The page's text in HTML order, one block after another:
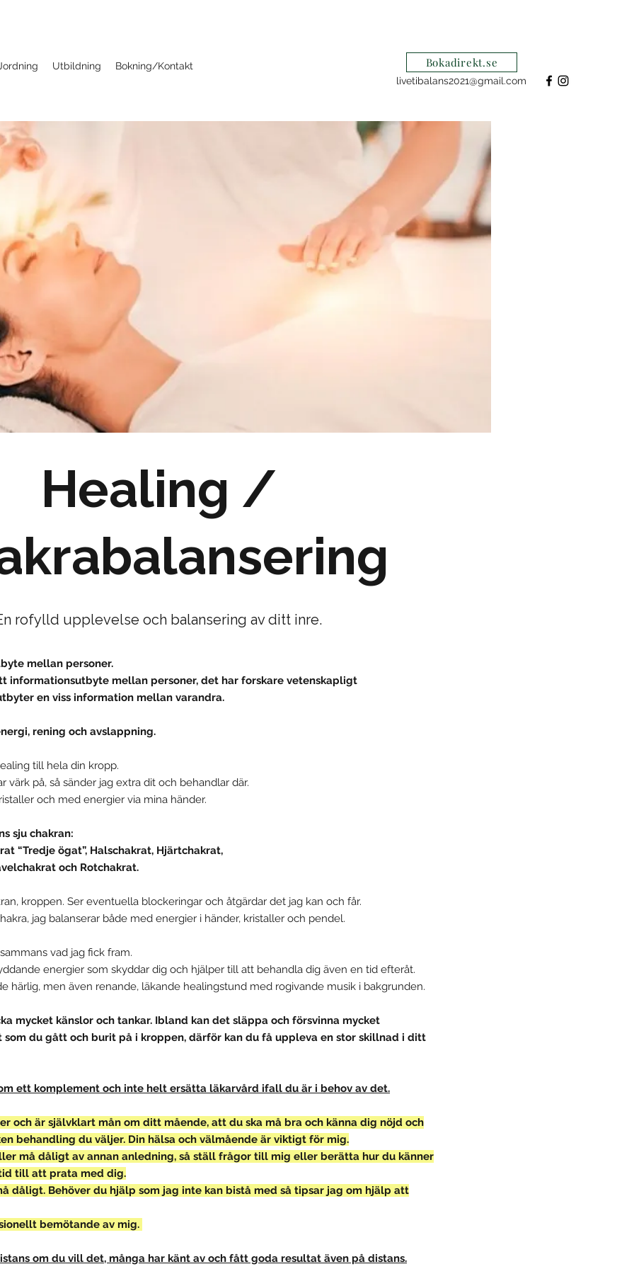
Utbildning Bokning/Kontakt Bokadirekt.se
livetibalans2021@gmail.com
Healing /
rofylld upplevelse och balansering av ditt inre.
mellan personer.
informationsutbyte mellan personer, det har forskare vetenskapligt
en viss information mellan varandra.
rening och avslappning.
till hela din kropp.
värk på, så sänder jag extra dit och behandlar där.
och med energier via mina händer.
sju chakran:
“Tredje ögat”, Halschakrat, Hjärtchakrat,
och Rotchakrat.
kroppen. Ser eventuella blockeringar och åtgärdar det jag kan och får.
jag balanserar både med energier i händer, kristaller och pendel.
vad jag fick fram.
energier som skyddar dig och hjälper till att behandla dig även en tid efteråt.
härlig, men även renande, läkande healingstund med rogivande musik i bakgrunden.
mycket känslor och tankar. Ibland kan det släppa och försvinna mycket
som du gått och burit på i kroppen, därför kan du få uppleva en stor skillnad i ditt
ett komplement och inte helt ersätta läkarvård ifall du är i behov av det.
och är självklart mån om ditt mående, att du ska må bra och känna dig nöjd och
behandling du väljer. Din hälsa och välmående är viktigt för mig.
må dåligt av annan anledning, så ställ frågor till mig eller berätta hur du känner
till att prata med dig.
dåligt. Behöver du hjälp som jag inte kan bistå med så tipsar jag om hjälp att
bemötande av mig.
om du vill det, många har känt av och fått goda resultat även på distans.